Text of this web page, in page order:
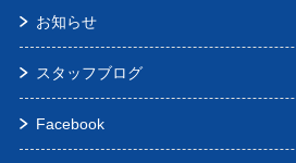
お知らせ
スタッフブログ
Facebook